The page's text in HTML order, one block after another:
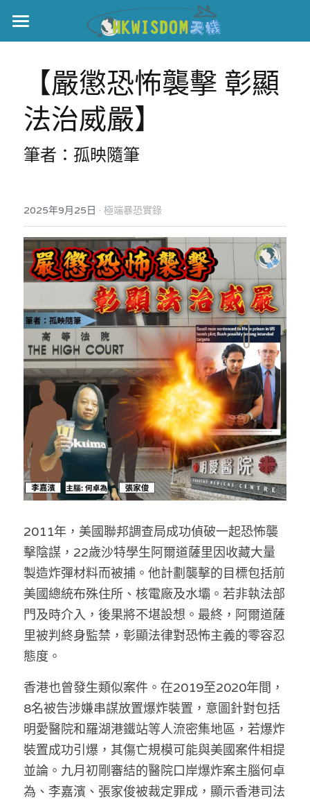
主頁
世界盃
伊美戰爭
黎智英案
美西媒體謊言實錄
宏福‧革新
宏福苑聽證會
宏福火災正視聽
記錄．宏福苑火災
港聞
中國
國際
娛樂
反華推手你要知
反華推手懶人包
民主派騙案十式
反華推手起底
美西霸凌內幕
美西極權主義
真相直擊
極端暴恐實錄
KOL 專欄
林淑芳專欄
屈穎妍專欄
朱庭萱專欄
莫綺琪專欄
黃萬成專欄
招國偉專欄
高松傑專欄
林伯強專欄
馮煒光專欄
趙處機專欄
KOL 精選
大衛sir專欄
曾子晴 - 晴深直說
絕密法庭檔案
醫院口岸爆炸案
屠龍小隊案
黎智英案審訊
支聯會案
35+顛覆案
生活
吃喝玩指南
休閒好介紹
親子
花生仔漫畫週記
關於我們
人才招聘
投稿熱線
商戶合作
支持讚助
條款及細則
關於我們
搜索
繁體中文
繁體中文
English
【嚴懲恐怖襲擊 彰顯
法治威嚴】
筆者：孤映隨筆
2025年9月25日 · 極端暴恐實錄
2011年，美國聯邦調查局成功偵破一起恐怖襲
擊陰謀，22歲沙特學生阿爾道薩里因收藏大量
製造炸彈材料而被捕。他計劃襲擊的目標包括前
美國總統布殊住所、核電廠及水壩。若非執法部
門及時介入，後果將不堪設想。最終，阿爾道薩
里被判終身監禁，彰顯法律對恐怖主義的零容忍
態度。
香港也曾發生類似案件。在2019至2020年間，
8名被告涉嫌串謀放置爆炸裝置，意圖針對包括
明愛醫院和羅湖港鐵站等人流密集地區，若爆炸
裝置成功引爆，其傷亡規模可能與美國案件相提
並論。九月初剛審結的醫院口岸爆炸案主腦何卓
為、李嘉濱、張家俊被裁定罪成，顯示香港司法